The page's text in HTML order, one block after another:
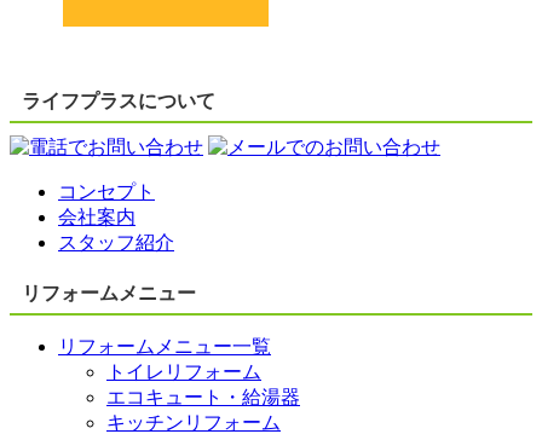
ライフプラスについて
コンセプト
会社案内
スタッフ紹介
リフォームメニュー
リフォームメニュー一覧
トイレリフォーム
エコキュート・給湯器
キッチンリフォーム